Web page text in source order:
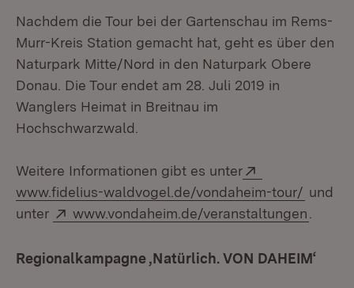
Nachdem die Tour bei der Gartenschau im Rems-
Murr-Kreis Station gemacht hat, geht es über den
Naturpark Mitte/Nord in den Naturpark Obere
Donau. Die Tour endet am 28. Juli 2019 in
Wanglers Heimat in Breitnau im
Hochschwarzwald.
Weitere Informationen gibt es unter
www.fidelius-waldvogel.de/vondaheim-tour/ und
unter
Extern:
www.vondaheim.de/veranstaltungen
Regionalkampagne ‚Natürlich. VON DAHEIM‘